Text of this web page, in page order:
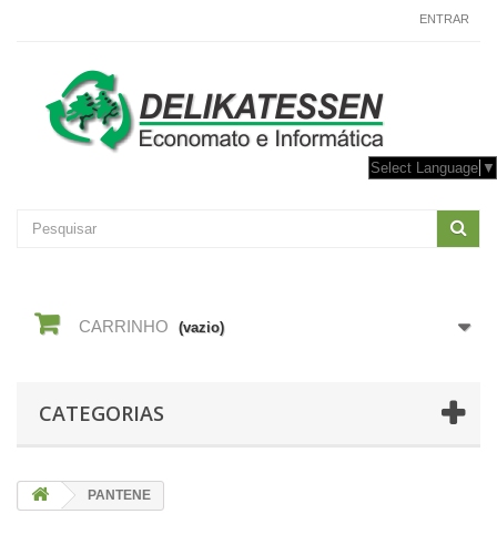
ENTRAR
Select Language ▼
CARRINHO (vazio)
CATEGORIAS
PANTENE